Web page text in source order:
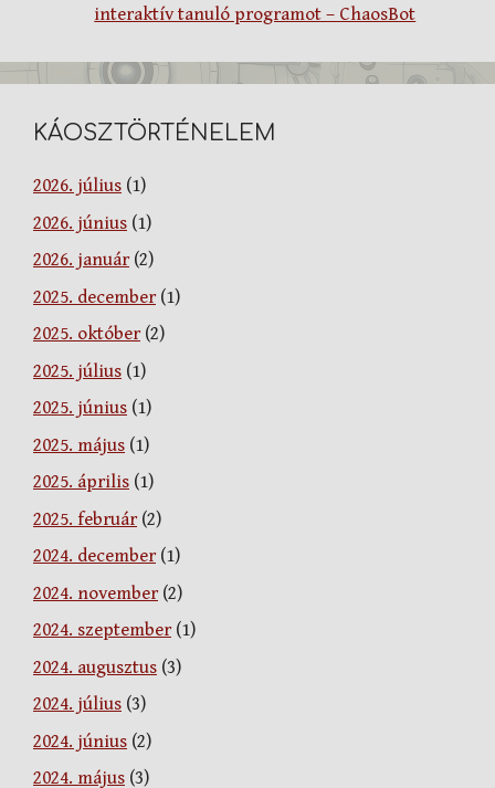
interaktív tanuló programot – ChaosBot
KÁOSZTÖRTÉNELEM
2026. július (1)
2026. június (1)
2026. január(2)
2025. december(1)
2025. október(2)
2025. július (1)
2025. június (1)
2025. május (1)
2025. április (1)
2025. február(2)
2024. december(1)
2024. november(2)
2024. szeptember(1)
2024. augusztus (3)
2024. július (3)
2024. június (2)
2024. május (3)